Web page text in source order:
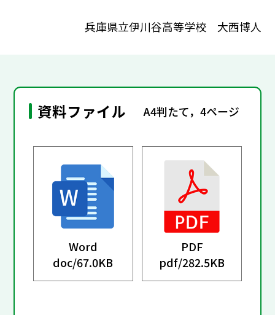
兵庫県立伊川谷高等学校 大西博人
資料ファイル A4判たて，4ページ
Word
doc/67.0KB
PDF
pdf/282.5KB